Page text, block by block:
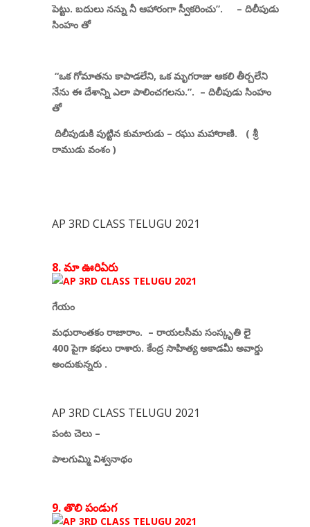
పెట్టు. బదులు నన్ను నీ ఆహారంగా స్వీకరించు”. – దిలీపుడు
సింహం తో
“ఒక గోమాతను కాపాడలేని, ఒక మృగరాజు ఆకలి తీర్చలేని
నేను ఈ దేశాన్ని ఎలా పాలించగలను.”. – దిలీపుడు సింహం
తో
దిలీపుడుకి పుట్టిన కుమారుడు– రఘు మహారాణి. ( శ్రీ
రాముడు వంశం)
AP 3RD CLASS TELUGU 2021
8. మా ఊరిఏరు
గేయం
మధురాంతకం రాజారాం. – రాయలసీమ సంస్కృతి లై
400 పైగా కథలు రాశారు. కేంద్ర సాహిత్య అకాడమీ అవార్డు
అందుకున్నరు.
AP 3RD CLASS TELUGU 2021
పంట చెలు–
పాలగుమ్మి విశ్వనాథం
9. తొలి పండుగ